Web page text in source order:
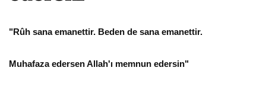
"Rûh sana emanettir. Beden de sana emanettir.
Muhafaza edersen Allah'ı memnun edersin"